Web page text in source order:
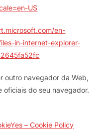
US
en-
in-internet-explorer-
outro navegador da Web,
oficiais do seu navegador.
– Cookie Policy